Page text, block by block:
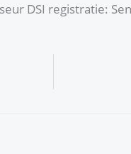
DSI registratie: